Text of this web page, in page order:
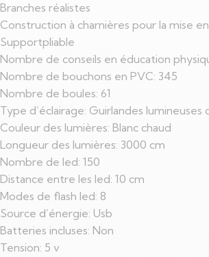
Branches réalistes
Construction à charnières pour la mise
Supportpliable
Nombre de conseils en éducation
Nombre de bouchons en PVC: 345
Nombre de boules: 61
Type d’éclairage: Guirlandes lumineuses
Couleur des lumières: Blanc chaud
Longueur des lumières: 3000 cm
Nombre de led: 150
Distance entre les led: 10 cm
Modes de flash led: 8
Source d’énergie: Usb
Batteries incluses: Non
Tension: 5 v